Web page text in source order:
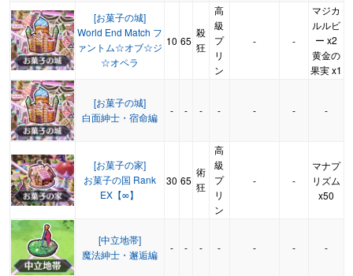
[お菓子の城]
World End Match フ
ァントム☆オブ☆ジ
☆オペラ
10 65
殺
狂
高
級
プ
リ
ン
- -
マジカ
ルルビ
ー x2
黄金の
果実 x1
[お菓子の城]
白面紳士・宿命編
- - - - - - -
[お菓子の家]
お菓子の国 Rank
EX【∞】
30 65
術
狂
高
級
プ
リ
ン
- -
マナプ
リズム
x50
[中立地帯]
魔法紳士・邂逅編
- - - - - - -